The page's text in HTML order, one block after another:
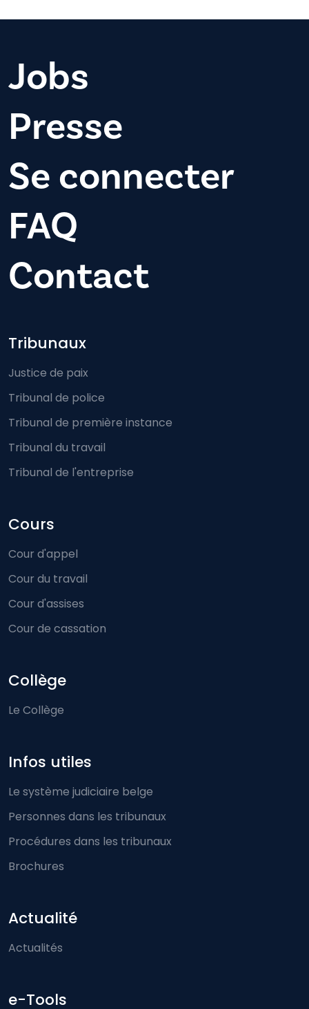
Jobs
Presse
Se connecter
FAQ
Contact
Footer-menu
Tribunaux
Justice de paix
Tribunal de police
Tribunal de première instance
Tribunal du travail
Tribunal de l'entreprise
Cours
Cour d'appel
Cour du travail
Cour d'assises
Cour de cassation
Collège
Le Collège
Infos utiles
Le système judiciaire belge
Personnes dans les tribunaux
Procédures dans les tribunaux
Brochures
Actualité
Actualités
e-Tools